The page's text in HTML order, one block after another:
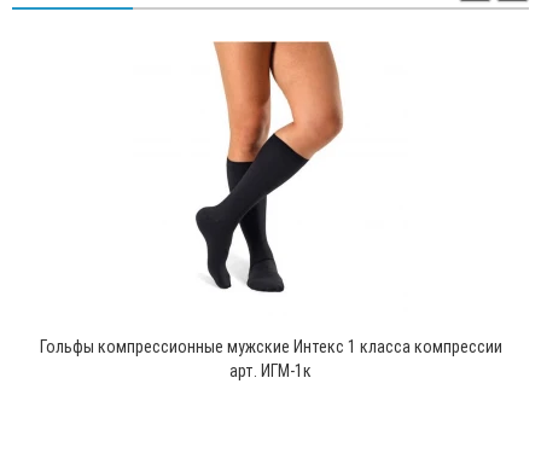
Гольфы компрессионные мужские Интекс 1 класса компрессии
арт. ИГМ-1к